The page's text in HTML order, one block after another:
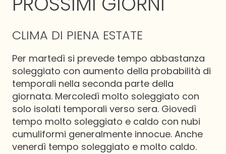
CLIMA DI PIENA ESTATE
Per martedì si prevede tempo abbastanza
soleggiato con aumento della probabilità di
temporali nella seconda parte della
giornata. Mercoledì molto soleggiato con
solo isolati temporali verso sera. Giovedì
tempo molto soleggiato e caldo con nubi
cumuliformi generalmente innocue. Anche
venerdì tempo soleggiato e molto caldo.